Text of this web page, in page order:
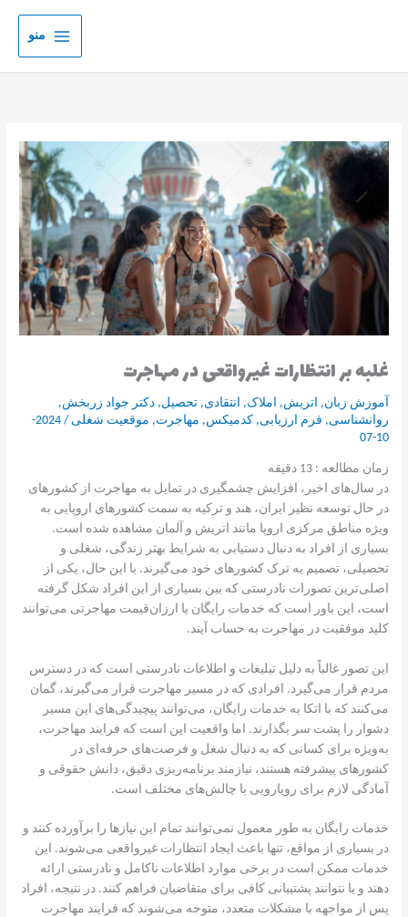
منو
غلبه بر انتظارات غیرواقعی در مهاجرت
آموزش زبان, اتریش, املاک, انتقادی,تحصیل,دکتر جواد زربخش,
روانشناسی, فرم ارزیابی, کدمیکس, مهاجرت, موقعیت شغلی /
2024-
10-07
زمان مطالعه :13 دقیقه
در سال‌های اخیر، افزایش چشمگیری در تمایل به مهاجرت از کشورهای
در حال توسعه نظیر ایران، هند و ترکیه به سمت کشورهای اروپایی به
ویژه مناطق مرکزی اروپا مانند اتریش و آلمان مشاهده شده است.
بسیاری از افراد به دنبال دستیابی به شرایط بهتر زندگی، شغلی و
تحصیلی، تصمیم به ترک کشورهای خود می‌گیرند. با این حال، یکی از
اصلی‌ترین تصورات نادرستی که بین بسیاری از این افراد شکل گرفته
است، این باور است که خدمات رایگان یا ارزان‌قیمت مهاجرتی می‌توانند
کلید موفقیت در مهاجرت به حساب آیند.
این تصور غالباً به دلیل تبلیغات و اطلاعات نادرستی است که در دسترس
مردم قرار می‌گیرد. افرادی که در مسیر مهاجرت قرار می‌گیرند، گمان
می‌کنند که با اتکا به خدمات رایگان، می‌توانند پیچیدگی‌های این مسیر
دشوار را پشت سر بگذارند. اما واقعیت این است که فرایند مهاجرت،
به‌ویژه برای کسانی که به دنبال شغل و فرصت‌های حرفه‌ای در
کشورهای پیشرفته هستند، نیازمند برنامه‌ریزی دقیق، دانش حقوقی و
آمادگی لازم برای رویارویی با چالش‌های مختلف است.
خدمات رایگان به طور معمول نمی‌توانند تمام این نیازها را برآورده کنند و
در بسیاری از مواقع، تنها باعث ایجاد انتظارات غیرواقعی می‌شوند. این
خدمات ممکن است در برخی موارد اطلاعات ناکامل و نادرستی ارائه
دهند و یا نتوانند پشتیبانی کافی برای متقاضیان فراهم کنند. در نتیجه، افراد
پس از مواجهه با مشکلات متعدد، متوجه می‌شوند که فرایند مهاجرت